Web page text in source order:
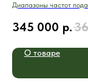
Диапазоны частот
345 000 р.
О товаре